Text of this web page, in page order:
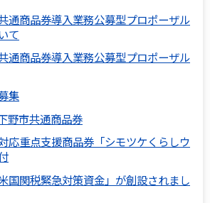
通商品券導入業務公募型プロポーザル
て
通商品券導入業務公募型プロポーザル
集
野市共通商品券
応重点支援商品券「シモツケくらしウ
国関税緊急対策資金」が創設されまし